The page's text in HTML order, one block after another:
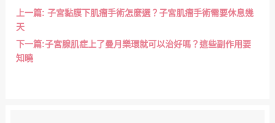
上一篇: 子宮黏膜下肌瘤手術怎麼選？子宮肌瘤手術需要休息幾
天
下一篇:子宮腺肌症上了曼月樂環就可以治好嗎？這些副作用要
知曉